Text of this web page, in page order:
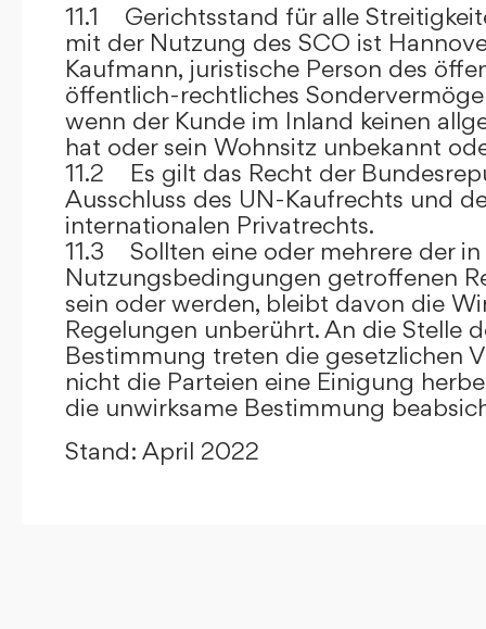
11.1 Gerichtsstand für alle
mit der Nutzung des SCO ist
Kaufmann, juristische Person des
öffentlich-rechtliches
wenn der Kunde im Inland keinen
hat oder sein Wohnsitz unbekannt
11.2 Es gilt das Recht der
Ausschluss des UN-Kaufrechts und
internationalen Privatrechts.
11.3 Sollten eine oder mehrere der in
Nutzungsbedingungen getroffenen
sein oder werden, bleibt davon die
Regelungen unberührt. An die Stelle
Bestimmung treten die gesetzlichen
nicht die Parteien eine Einigung
die unwirksame Bestimmung
Stand: April 2022